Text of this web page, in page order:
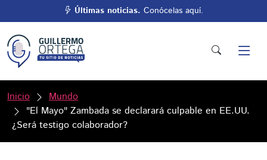
Últimas noticias. Conócelas aquí.
Inicio
Mundo
"El Mayo" Zambada se declarará culpable en EE.UU.
¿Será testigo colaborador?